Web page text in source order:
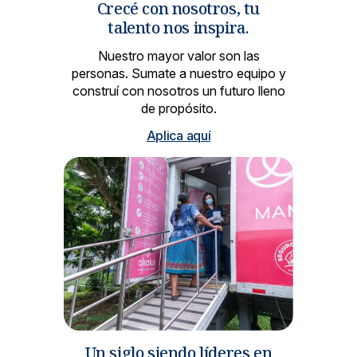
Crecé con nosotros, tu
talento nos inspira.
Nuestro mayor valor son las
personas. Sumate a nuestro equipo y
construí con nosotros un futuro lleno
de propósito.
Aplica aquí
Un siglo siendo líderes en